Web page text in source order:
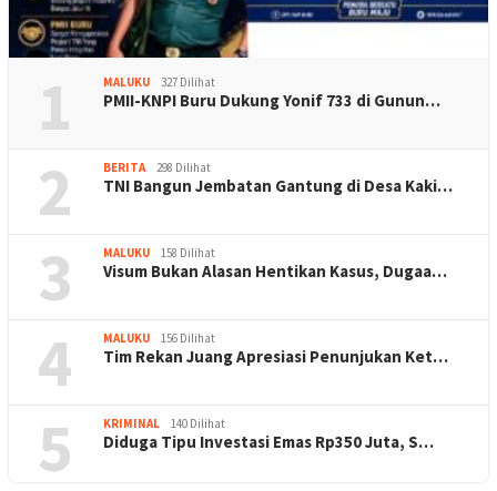
1 MALUKU 327 Dilihat
PMII-KNPI Buru Dukung Yonif 733 di Gunun…
2 BERITA 298 Dilihat
TNI Bangun Jembatan Gantung di Desa Kaki…
3 MALUKU 158 Dilihat
Visum Bukan Alasan Hentikan Kasus, Dugaa…
4 MALUKU 156 Dilihat
Tim Rekan Juang Apresiasi Penunjukan Ket…
5 KRIMINAL 140 Dilihat
Diduga Tipu Investasi Emas Rp350 Juta, S…